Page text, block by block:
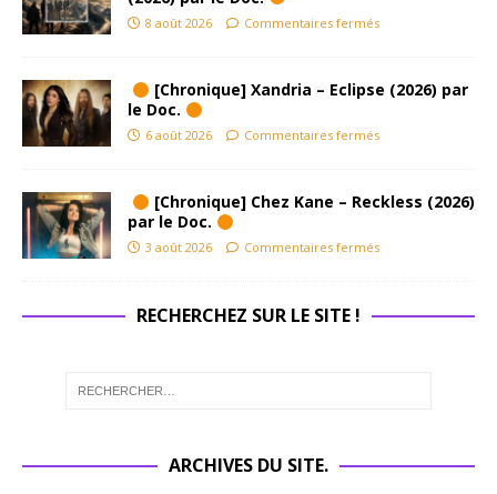
8 août 2026 Commentaires fermés
[Chronique] Xandria – Eclipse (2026) par
le Doc.
6 août 2026 Commentaires fermés
[Chronique] Chez Kane – Reckless (2026)
par le Doc.
3 août 2026 Commentaires fermés
RECHERCHEZ SUR LE SITE !
ARCHIVES DU SITE.